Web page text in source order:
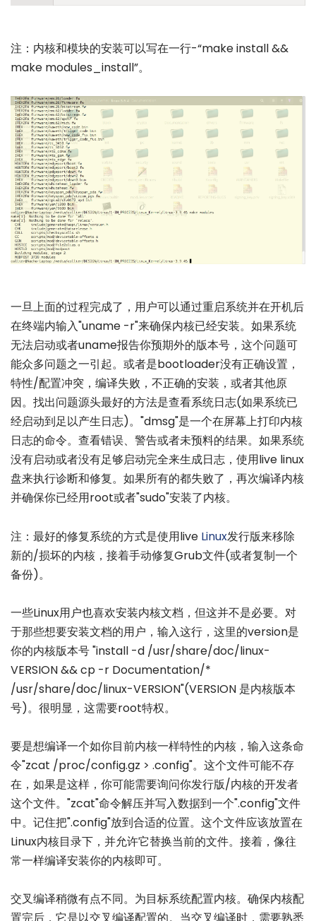
注：内核和模块的安装可以写在一行-“make install &&
make modules_install”。
一旦上面的过程完成了，用户可以通过重启系统并在开机后
在终端内输入"uname -r"来确保内核已经安装。如果系统
无法启动或者uname报告你预期外的版本号，这个问题可
能众多问题之一引起。或者是bootloader没有正确设置，
特性/配置冲突，编译失败，不正确的安装，或者其他原
因。找出问题源头最好的方法是查看系统日志(如果系统已
经启动到足以产生日志)。"dmsg"是一个在屏幕上打印内核
日志的命令。查看错误、警告或者未预料的结果。如果系统
没有启动或者没有足够启动完全来生成日志，使用live linux
盘来执行诊断和修复。如果所有的都失败了，再次编译内核
并确保你已经用root或者"sudo"安装了内核。
注：最好的修复系统的方式是使用live Linux发行版来移除
新的/损坏的内核，接着手动修复Grub文件(或者复制一个
备份)。
一些Linux用户也喜欢安装内核文档，但这并不是必要。对
于那些想要安装文档的用户，输入这行，这里的version是
你的内核版本号 "install -d /usr/share/doc/linux-
VERSION && cp -r Documentation/*
/usr/share/doc/linux-VERSION"(VERSION 是内核版本
号)。很明显，这需要root特权。
要是想编译一个如你目前内核一样特性的内核，输入这条命
令"zcat /proc/config.gz > .config"。这个文件可能不存
在，如果是这样，你可能需要询问你发行版/内核的开发者
这个文件。"zcat"命令解压并写入数据到一个".config"文件
中。记住把".config"放到合适的位置。这个文件应该放置在
Linux内核目录下，并允许它替换当前的文件。接着，像往
常一样编译安装你的内核即可。
交叉编译稍微有点不同。为目标系统配置内核。确保内核配